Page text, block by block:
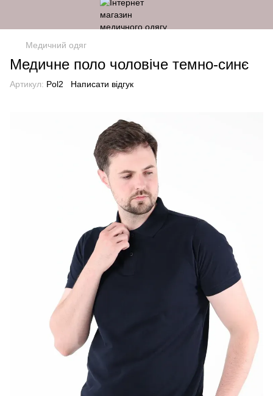
Медичний одяг
Медичне поло чоловіче темно-синє
Артикул: Pol2 Написати відгук